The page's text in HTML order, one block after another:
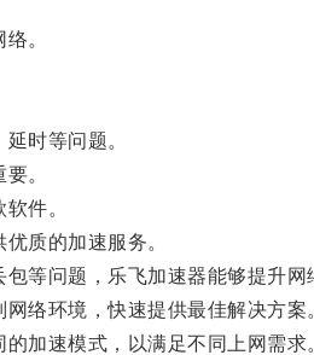
。
时等问题。
。
件。
质的加速服务。
问题，乐飞加速器能够提升网
络环境，快速提供最佳解决方案
加速模式，以满足不同上网需求